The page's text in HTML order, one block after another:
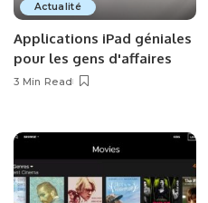
Actualité
Applications iPad géniales
pour les gens d'affaires
3 Min Read